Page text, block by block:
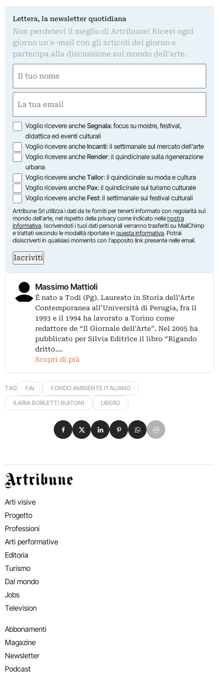
Lettera, la newsletter quotidiana
Non perdetevi il meglio di Artribune! Ricevi ogni
giorno un'e-mail con gli articoli del giorno e
partecipa alla discussione sul mondo dell'arte.
(Obbligatorio)
Nome
(Obbligatorio)
Opzioni
Voglio ricevere ancheSegnala: focus su mostre, festival,
didattica ed eventi culturali
Voglio ricevere ancheIncanti: il settimanale sul mercato dell'arte
Voglio ricevere ancheRender: il quindicinale sulla rigenerazione
urbana
Voglio ricevere ancheTailor: il quindicinale su moda e cultura
Voglio ricevere anchePax: il quindicinale sul turismo culturale
Voglio ricevere ancheFest: il settimanale sui festival culturali
Artribune Srl utilizza i dati da te forniti per tenerti informato con regolarità sul
mondo dell'arte, nel rispetto della privacy come indicato nella nostra
informativa. Iscrivendoti i tuoi dati personali verranno trasferiti su MailChimp
e trattati secondo le modalità riportate in questa informativa. Potrai
disiscriverti in qualsiasi momento con l'apposito link presente nelle email.
Iscriviti
Massimo Mattioli
É nato a Todi (Pg). Laureato in Storia dell'Arte
Contemporanea all’Università di Perugia, fra il
1993 e il 1994 ha lavorato a Torino come
redattore de “Il Giornale dell'Arte”. Nel 2005 ha
pubblicato per Silvia Editrice il libro “Rigando
dritto.…
Scopri di più
TAG FAI
FONDO AMBIENTE ITALIANO
ILARIA BORLETTI BUITONI
LIBERO
Condividi su Facebook
Condividi su X
Condividi su LinkedIn
Condividi su Pinterest
Condividi su WhatsApp
Condividi su Email
Artribune
Arti visive
Progetto
Professioni
Arti performative
Editoria
Turismo
Dal mondo
Jobs
Television
Abbonamenti
Magazine
Newsletter
Podcast